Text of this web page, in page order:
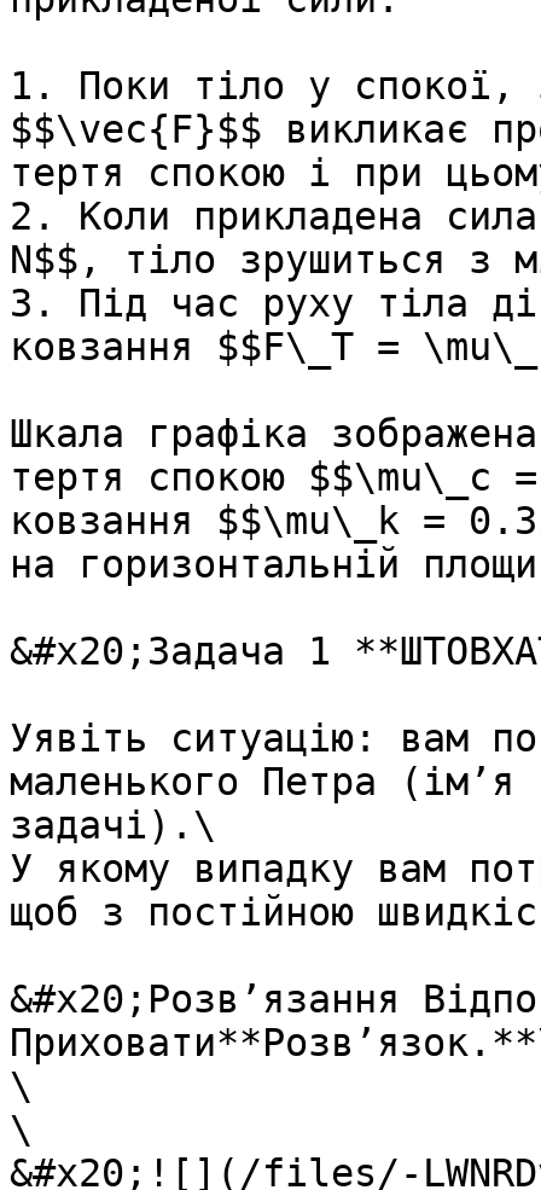
1. Поки тiло у спокої,
$$\vec{F}$$ викликає
тертя спокою i при
2. Коли прикладена
N$$, тiло зрушиться з
3. Під час руху тіла
ковзання $$F\_T =
Шкала графiка
тертя спокою $$\mu\_c
ковзання $$\mu\_k =
на горизонтальнiй
&#x20;Задача 1
Уявiть ситуацiю: вам
маленького Петра (iм’я
задачi).\
У якому випадку вам
щоб з постiйною
&#x20;Розв’язання
\
\
&#x20;![](/files/-